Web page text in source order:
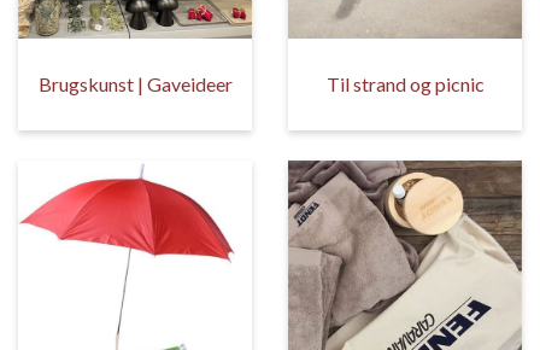
Brugskunst | Gaveideer Til strand og picnic